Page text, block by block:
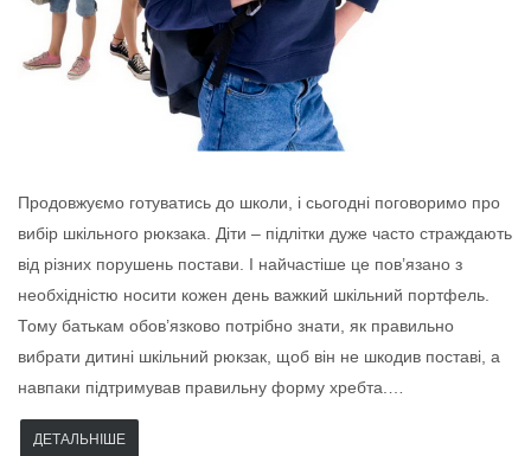
Продовжуємо готуватись до школи, і сьогодні поговоримо про
вибір шкільного рюкзака. Діти – підлітки дуже часто страждають
від різних порушень постави. І найчастіше це пов’язано з
необхідністю носити кожен день важкий шкільний портфель.
Тому батькам обов’язково потрібно знати, як правильно
вибрати дитині шкільний рюкзак, щоб він не шкодив поставі, а
навпаки підтримував правильну форму хребта.…
ДЕТАЛЬНІШЕ